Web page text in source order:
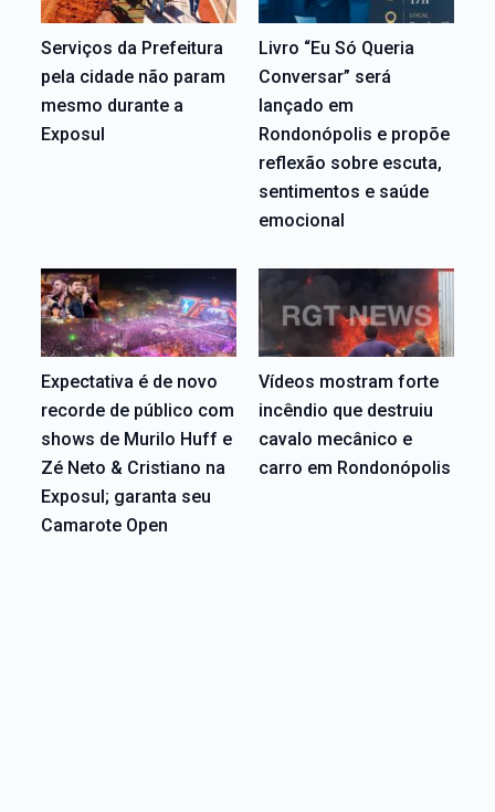
Serviços da Prefeitura
pela cidade não param
mesmo durante a
Exposul
Livro “Eu Só Queria
Conversar” será
lançado em
Rondonópolis e propõe
reflexão sobre escuta,
sentimentos e saúde
emocional
Expectativa é de novo
recorde de público com
shows de Murilo Huff e
Zé Neto & Cristiano na
Exposul; garanta seu
Camarote Open
Vídeos mostram forte
incêndio que destruiu
cavalo mecânico e
carro em Rondonópolis